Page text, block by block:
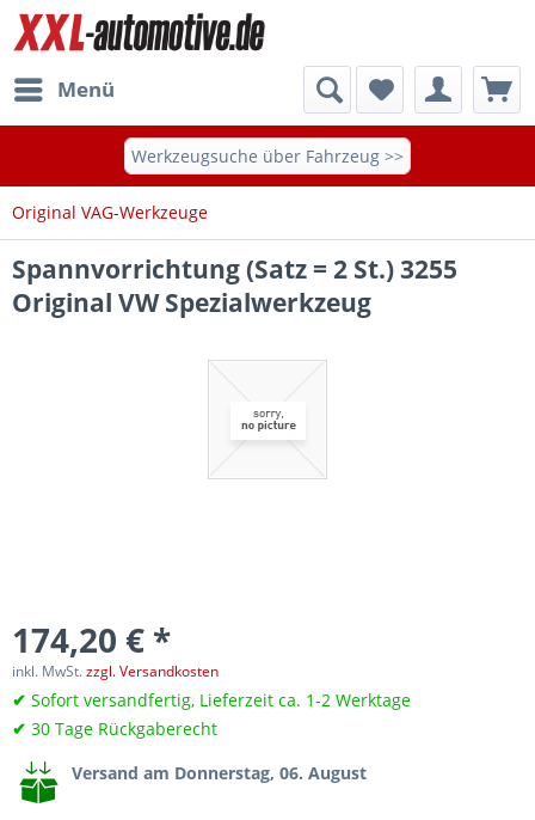
Menü
Werkzeugsuche über Fahrzeug >>
Original VAG-Werkzeuge
Spannvorrichtung (Satz = 2 St.) 3255
Original VW Spezialwerkzeug
174,20 € *
inkl. MwSt.zzgl. Versandkosten
✔ Sofort versandfertig, Lieferzeit ca. 1-2 Werktage
✔ 30 Tage Rückgaberecht
Versand am Donnerstag, 06. August